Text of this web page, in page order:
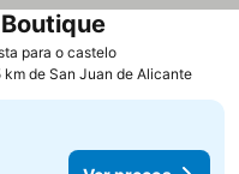
para o castelo
km de San Juan de Alicante